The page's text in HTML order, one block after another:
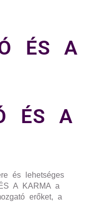
ÉS A
ÉS A
és lehetséges
A KARMA a
erőket, a